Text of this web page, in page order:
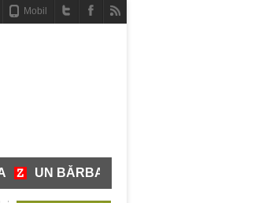
Mobil
A INTRAT GOL-PUȘCĂ ÎNTR-O